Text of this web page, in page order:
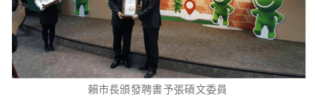
賴市長頒發聘書予張碩文委員